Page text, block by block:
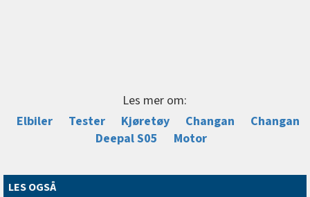
Les mer om:
Elbiler
Tester Kjøretøy Changan
Changan
Deepal S05
Motor
LES OGSÅ